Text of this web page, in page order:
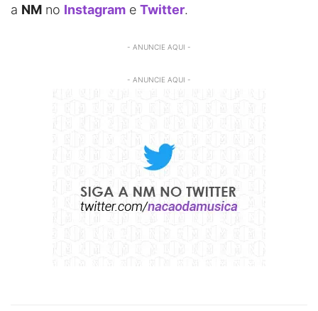
a NM no Instagram e Twitter.
- ANUNCIE AQUI -
- ANUNCIE AQUI -